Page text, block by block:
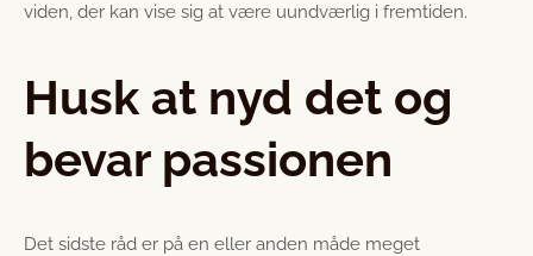
viden, der kan vise sig at være uundværlig i fremtiden.
Husk at nyd det og
bevar passionen
Det sidste råd er på en eller anden måde meget